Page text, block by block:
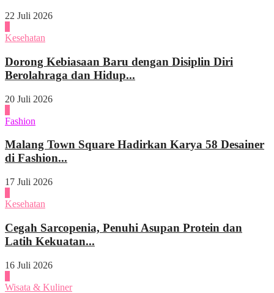
22 Juli 2026
Kesehatan
Dorong Kebiasaan Baru dengan Disiplin Diri
Berolahraga dan Hidup...
20 Juli 2026
Fashion
Malang Town Square Hadirkan Karya 58 Desainer
di Fashion...
17 Juli 2026
Kesehatan
Cegah Sarcopenia, Penuhi Asupan Protein dan
Latih Kekuatan...
16 Juli 2026
Wisata & Kuliner